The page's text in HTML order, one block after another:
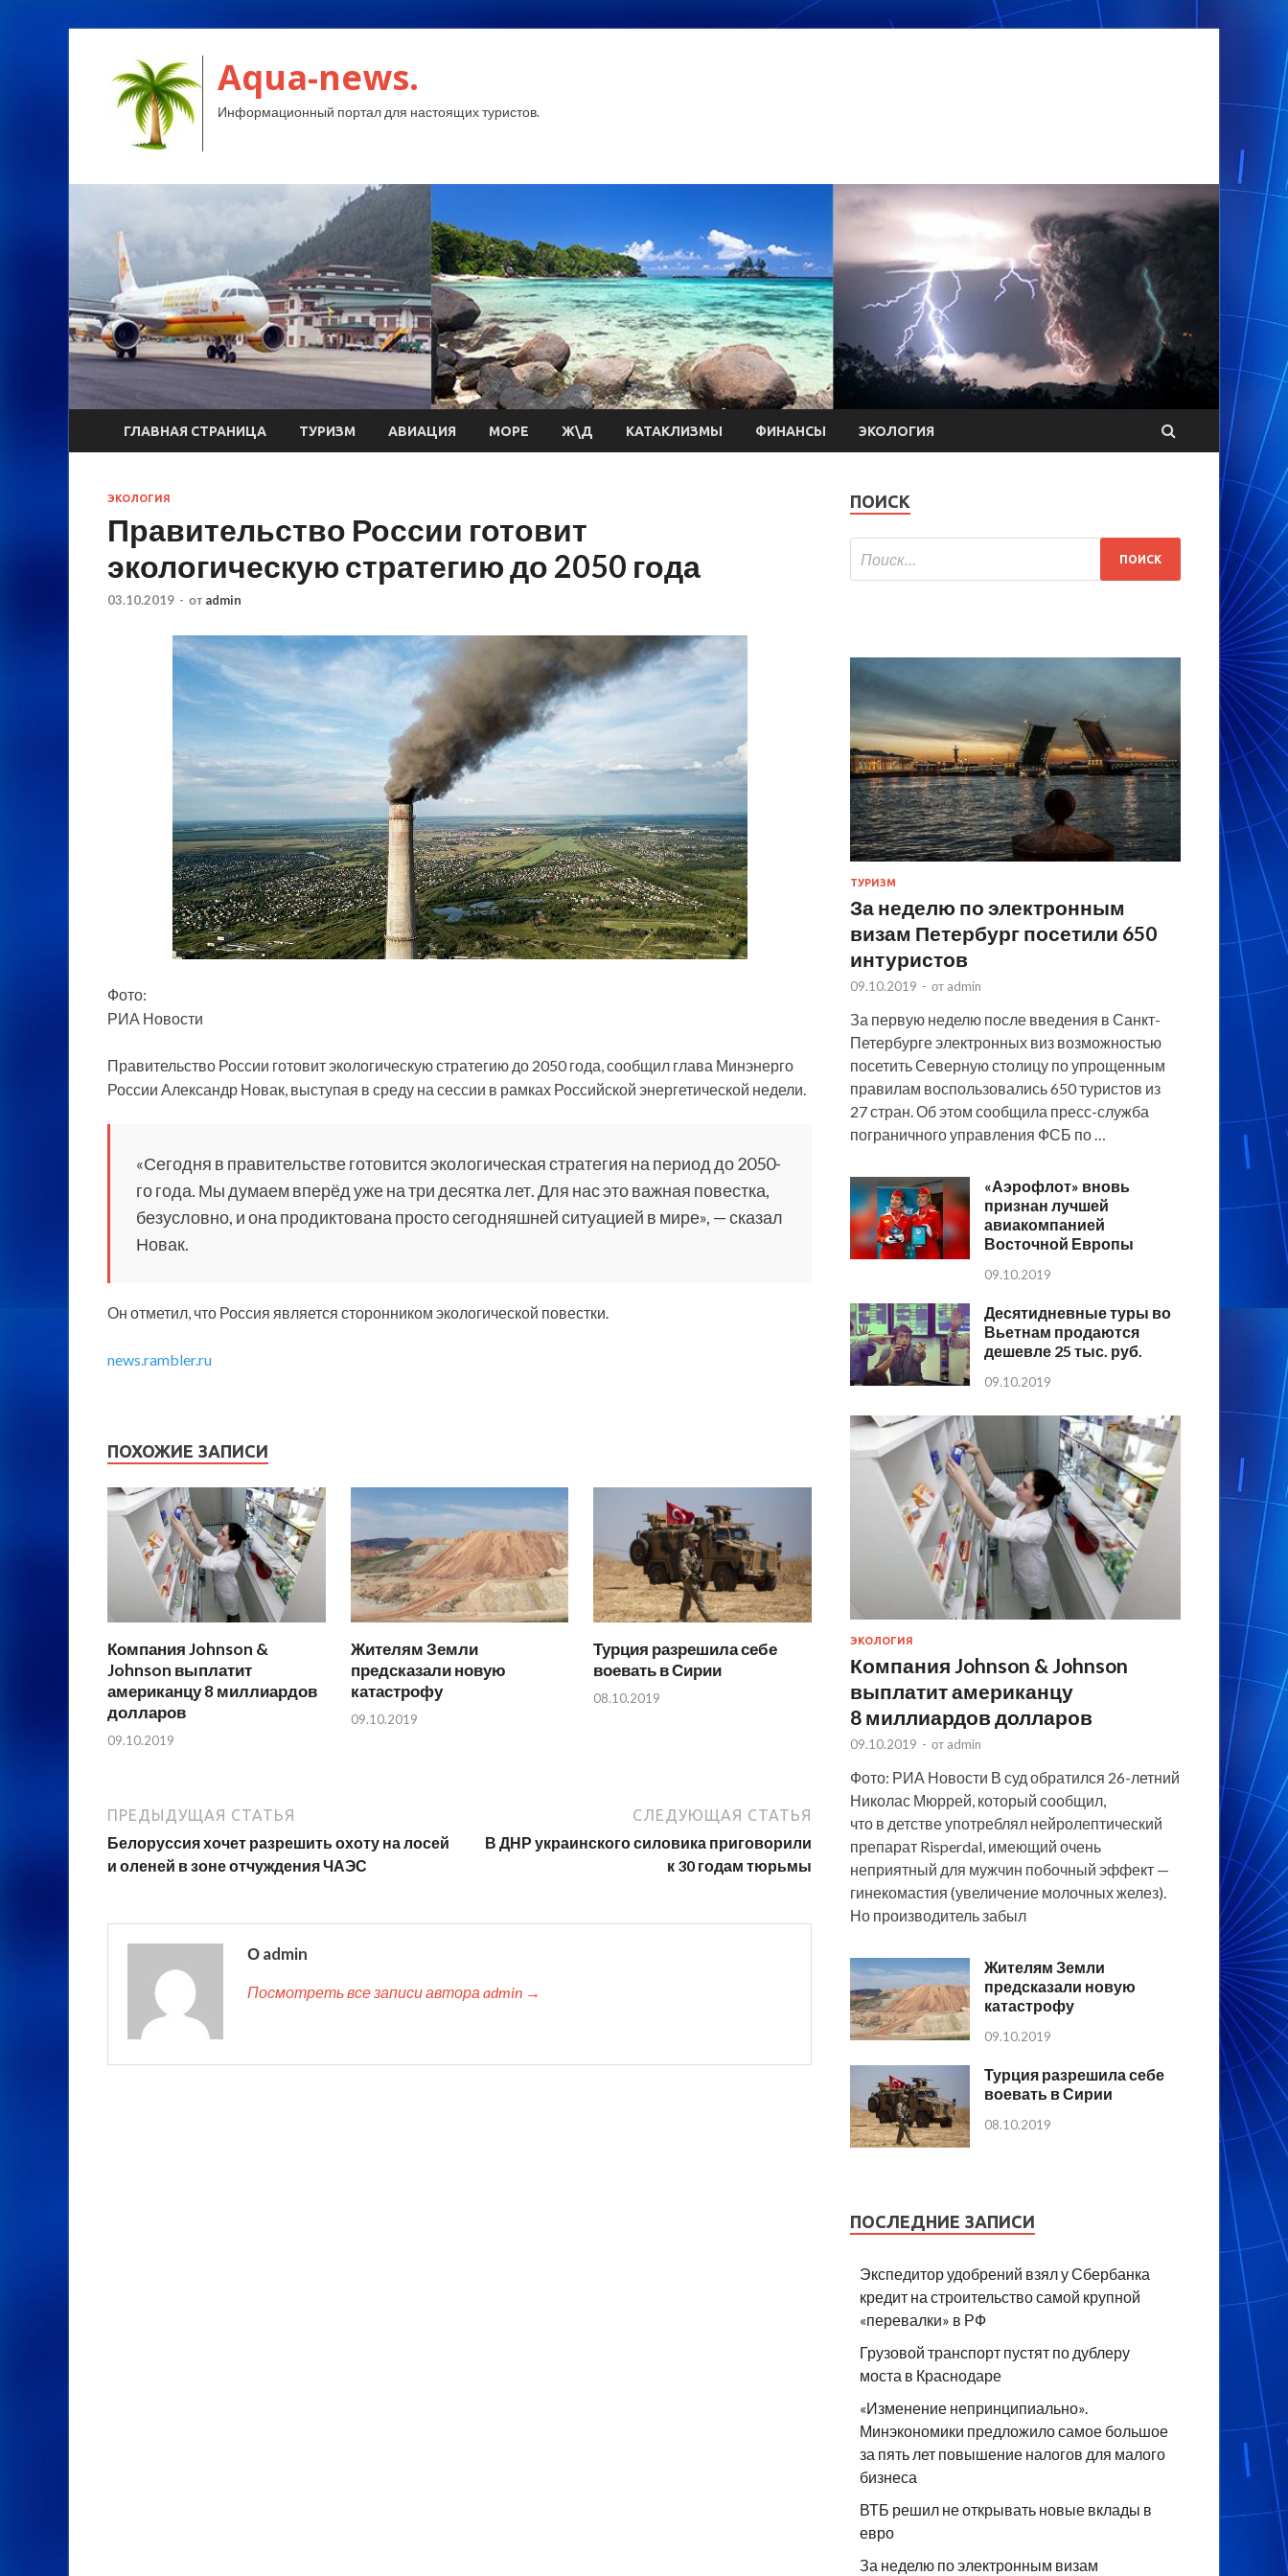
Aqua-news.
Информационный портал для настоящих туристов.
ГЛАВНАЯ СТРАНИЦА ТУРИЗМ АВИАЦИЯ МОРЕ Ж\Д КАТАКЛИЗМЫ ФИНАНСЫ ЭКОЛОГИЯ
ЭКОЛОГИЯ
Правительство России готовит
экологическую стратегию до 2050 года
03.10.2019 - от admin
Фото:
РИА Новости
Правительство России готовит экологическую стратегию до 2050 года, сообщил глава Минэнерго
России Александр Новак, выступая в среду на сессии в рамках Российской энергетической недели.
«Сегодня в правительстве готовится экологическая стратегия на период до 2050-
го года. Мы думаем вперёд уже на три десятка лет. Для нас это важная повестка,
безусловно, и она продиктована просто сегодняшней ситуацией в мире», — сказал
Новак.
Он отметил, что Россия является сторонником экологической повестки.
news.rambler.ru
ПОХОЖИЕ ЗАПИСИ
Компания Johnson &
Johnson выплатит
американцу 8 миллиардов
долларов
09.10.2019
Жителям Земли
предсказали новую
катастрофу
09.10.2019
Турция разрешила себе
воевать в Сирии
08.10.2019
ПРЕДЫДУЩАЯ СТАТЬЯ
Белоруссия хочет разрешить охоту на лосей
и оленей в зоне отчуждения ЧАЭС
СЛЕДУЮЩАЯ СТАТЬЯ
В ДНР украинского силовика приговорили
к 30 годам тюрьмы
О admin
Посмотреть все записи автора admin →
ПОИСК
ТУРИЗМ
За неделю по электронным
визам Петербург посетили 650
интуристов
09.10.2019 - от admin
За первую неделю после введения в Санкт-
Петербурге электронных виз возможностью
посетить Северную столицу по упрощенным
правилам воспользовались 650 туристов из
27 стран. Об этом сообщила пресс-служба
пограничного управления ФСБ по …
«Аэрофлот» вновь
признан лучшей
авиакомпанией
Восточной Европы
09.10.2019
Десятидневные туры во
Вьетнам продаются
дешевле 25 тыс. руб.
09.10.2019
ЭКОЛОГИЯ
Компания Johnson & Johnson
выплатит американцу
8 миллиардов долларов
09.10.2019 - от admin
Фото: РИА Новости В суд обратился 26-летний
Николас Мюррей, который сообщил,
что в детстве употреблял нейролептический
препарат Risperdal, имеющий очень
неприятный для мужчин побочный эффект —
гинекомастия (увеличение молочных желез).
Но производитель забыл
Жителям Земли
предсказали новую
катастрофу
09.10.2019
Турция разрешила себе
воевать в Сирии
08.10.2019
ПОСЛЕДНИЕ ЗАПИСИ
Экспедитор удобрений взял у Сбербанка
кредит на строительство самой крупной
«перевалки» в РФ
Грузовой транспорт пустят по дублеру
моста в Краснодаре
«Изменение непринципиально».
Минэкономики предложило самое большое
за пять лет повышение налогов для малого
бизнеса
ВТБ решил не открывать новые вклады в
евро
За неделю по электронным визам